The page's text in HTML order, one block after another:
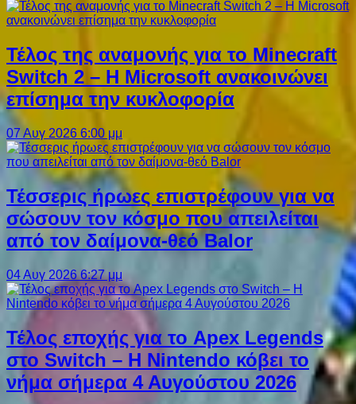
Τέλος της αναμονής για το Minecraft
Switch 2 – Η Microsoft ανακοινώνει
επίσημα την κυκλοφορία
07 Αυγ 2026 6:00 μμ
Τέσσερις ήρωες επιστρέφουν για να
σώσουν τον κόσμο που απειλείται
από τον δαίμονα-θεό Balor
04 Αυγ 2026 6:27 μμ
Τέλος εποχής για το Apex Legends
στο Switch – Η Nintendo κόβει το
νήμα σήμερα 4 Αυγούστου 2026